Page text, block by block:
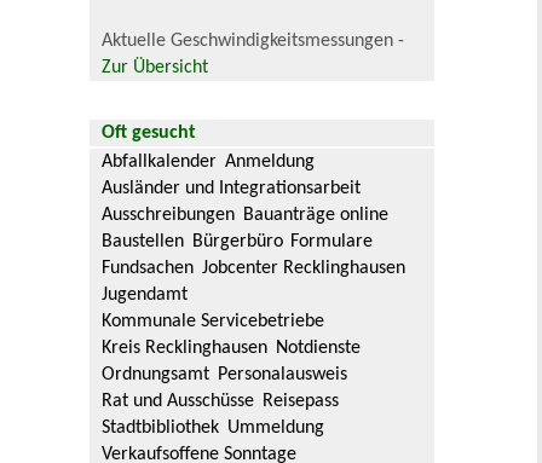
Aktuelle Geschwindigkeitsmessungen -
Zur Übersicht
Oft gesucht
Abfallkalender Anmeldung
Ausländer und Integrationsarbeit
Ausschreibungen Bauanträge online
Baustellen Bürgerbüro Formulare
Fundsachen Jobcenter Recklinghausen
Jugendamt
Kommunale Servicebetriebe
Kreis Recklinghausen Notdienste
Ordnungsamt Personalausweis
Rat und Ausschüsse Reisepass
Stadtbibliothek Ummeldung
Verkaufsoffene Sonntage